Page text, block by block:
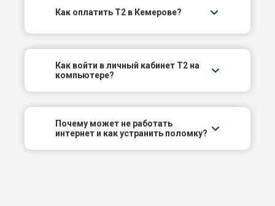
2-й Веерный пер
2-й Горняцкий пер
2-й Елыкаевский пер
2-й Карпатский пер
Как оплатить T2 в Кемерове?
Как войти в личный кабинет T2 на
компьютере?
Почему может не работать
интернет и как устранить поломку?